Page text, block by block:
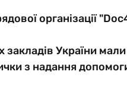
організації
закладів України
з надання